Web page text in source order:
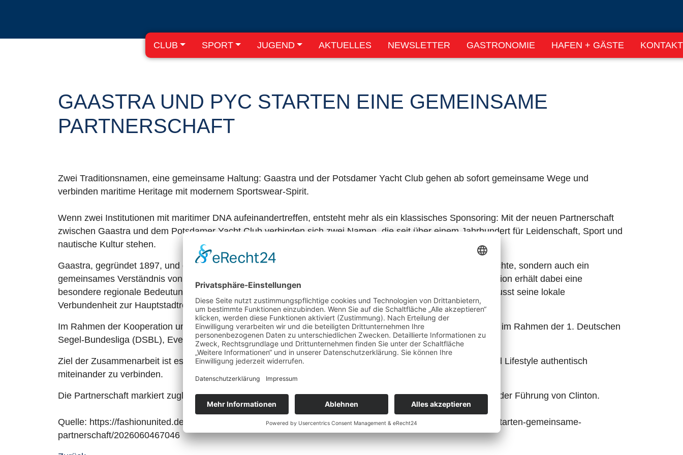
CLUB SPORT JUGEND AKTUELLES NEWSLETTER GASTRONOMIE HAFEN + GÄSTE KONTAKT
GAASTRA UND PYC STARTEN EINE GEMEINSAME
PARTNERSCHAFT
Zwei Traditionsnamen, eine gemeinsame Haltung: Gaastra und der Potsdamer Yacht Club gehen ab sofort gemeinsame Wege und
verbinden maritime Heritage mit modernem Sportswear-Spirit.
Wenn zwei Institutionen mit maritimer DNA aufeinandertreffen, entsteht mehr als ein klassisches Sponsoring: Mit der neuen Partnerschaft
zwischen Gaastra und dem Potsdamer Yacht Club verbinden sich zwei Namen, die seit über einem Jahrhundert für Leidenschaft, Sport und
nautische Kultur stehen.
Gaastra, gegründet 1897, und der Potsdamer Yacht Club, gegründet 1891, teilen nicht nur ihre lange Geschichte, sondern auch ein
gemeinsames Verständnis von sportlicher Exzellenz, Teamgeist und authentischem Segelsport. Die Kooperation erhält dabei eine
besondere regionale Bedeutung: Mit der Firmenzentrale in Hoppegarten bei Berlin unterstreicht Gaastra bewusst seine lokale
Verbundenheit zur Hauptstadtregion und zum traditionsreichen Wassersportstandort Wannsee.
Im Rahmen der Kooperation unterstützt Gaastra den Club mit ausgewählten Team-Outfits, einem Sponsoring im Rahmen der 1. Deutschen
Segel-Bundesliga (DSBL), Event-Aktivierungen sowie gemeinsamen Content- und Kommunikationsformaten.
Ziel der Zusammenarbeit ist es, die gemeinsame DNA zeitgemäß zu interpretieren und Sport, Community und Lifestyle authentisch
miteinander zu verbinden.
Die Partnerschaft markiert zugleich ein weiteres sichtbares Zeichen des Markenrelaunchs von Gaastra unter der Führung von Clinton.
Quelle: https://fashionunited.de/nachrichten/mode/sportswearmarke-gaastra-und-potsdamer-yacht-club-pyc-starten-gemeinsame-
partnerschaft/2026060467046